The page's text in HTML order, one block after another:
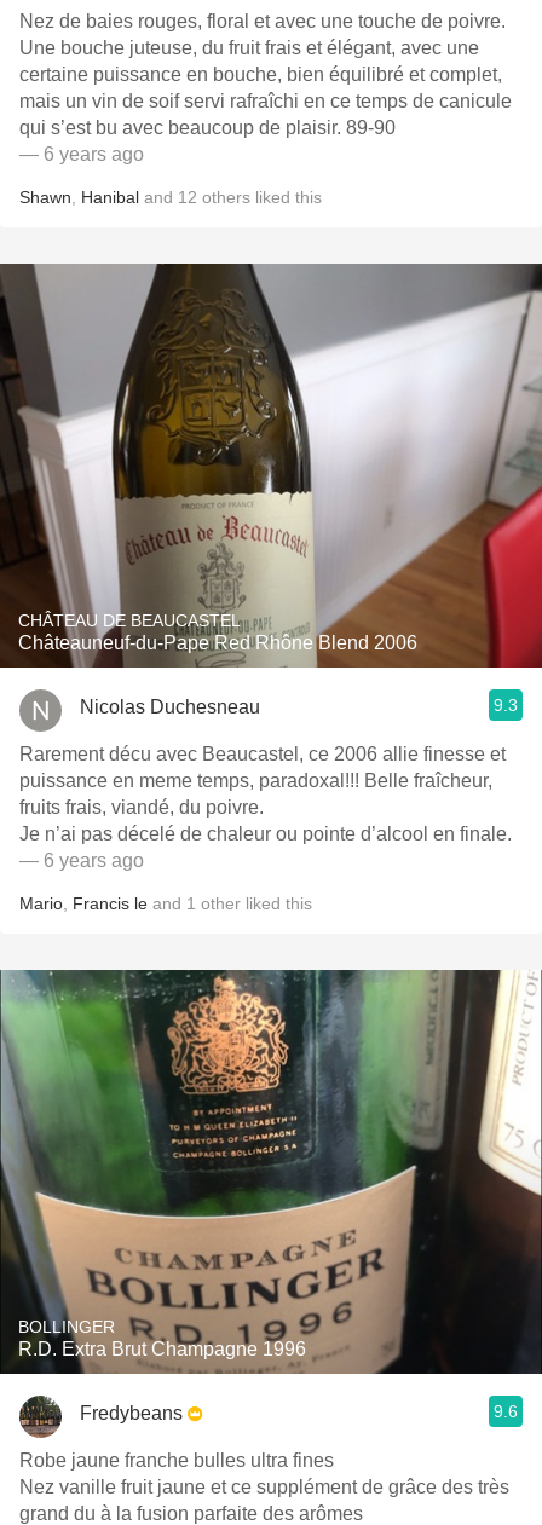
Nez de baies rouges, floral et avec une touche de poivre.
Une bouche juteuse, du fruit frais et élégant, avec une
certaine puissance en bouche, bien équilibré et complet,
mais un vin de soif servi rafraîchi en ce temps de canicule
qui s’est bu avec beaucoup de plaisir. 89-90
— 6 years ago
Shawn Hanibal and 12 others liked this
CHÂTEAU DE BEAUCASTEL
Châteauneuf-du-Pape Red Rhône Blend 2006
Nicolas Duchesneau 9.3
Rarement décu avec Beaucastel, ce 2006 allie finesse et
puissance en meme temps, paradoxal!!! Belle fraîcheur,
fruits frais, viandé, du poivre.
Je n’ai pas décelé de chaleur ou pointe d’alcool en finale.
— 6 years ago
Mario Francis le and 1 other liked this
BOLLINGER
R.D. Extra Brut Champagne 1996
Fredybeans 9.6
Robe jaune franche bulles ultra fines
Nez vanille fruit jaune et ce supplément de grâce des très
grand du à la fusion parfaite des arômes